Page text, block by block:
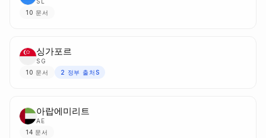
10 문서
싱가포르
SG
10 문서 2 정부 출처S
아랍에미리트
AE
14 문서